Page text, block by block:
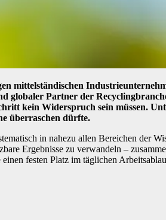
mittelständischen
Partner der
kein Widerspruch sein müssen.
überraschen dürfte.
in nahezu allen Bereichen der
Ergebnisse zu verwandeln –
festen Platz im täglichen